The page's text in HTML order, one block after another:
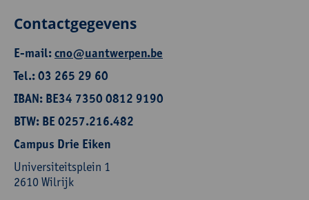
Contactgegevens
E-mail:cno@uantwerpen.be
Tel.: 03 265 29 60
IBAN: BE34 7350 0812 9190
BTW: BE 0257.216.482
Campus Drie Eiken
Universiteitsplein 1
2610 Wilrijk